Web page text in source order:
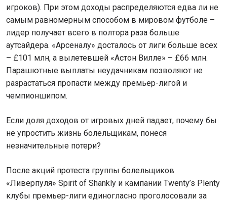
игроков). При этом доходы распределяются едва ли не
самым равномерным способом в мировом футболе –
лидер получает всего в полтора раза больше
аутсайдера. «Арсеналу» досталось от лиги больше всех
– £101 млн, а вылетевшей «Астон Вилле» – £66 млн.
Парашютные выплаты неудачникам позволяют не
разрастаться пропасти между премьер-лигой и
чемпионшипом.
Если доля доходов от игровых дней падает, почему бы
не упростить жизнь болельщикам, понеся
незначительные потери?
После акций протеста группы болельщиков
«Ливерпуля» Spirit of Shankly и кампании Twenty’s Plenty
клубы премьер-лиги единогласно проголосовали за